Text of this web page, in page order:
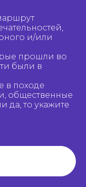
и/или
прошли во
были в
в походе
общественные
да, то укажите